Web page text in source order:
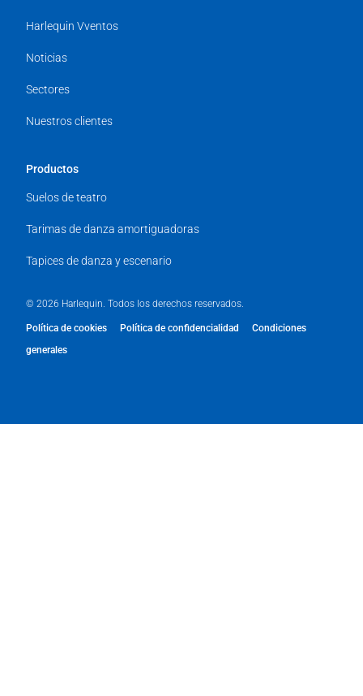
Harlequin Vventos
Noticias
Sectores
Nuestros clientes
Productos
Suelos de teatro
Tarimas de danza amortiguadoras
Tapices de danza y escenario
© 2026 Harlequin. Todos los derechos reservados.
Política de cookies Política de confidencialidad
Condiciones
generales